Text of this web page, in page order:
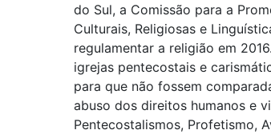
do Sul, a Comissão para a
Culturais, Religiosas e
regulamentar a religião em
igrejas pentecostais e
para que não fossem
abuso dos direitos humanos e
Pentecostalismos, Profetismo,